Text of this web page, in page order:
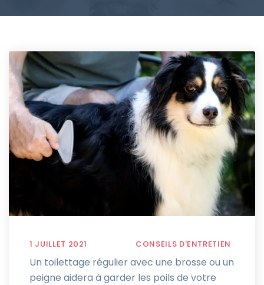
1 JUILLET 2021 CONSEILS D'ENTRETIEN
Un toilettage régulier avec une brosse ou un
peigne aidera à garder les poils de votre